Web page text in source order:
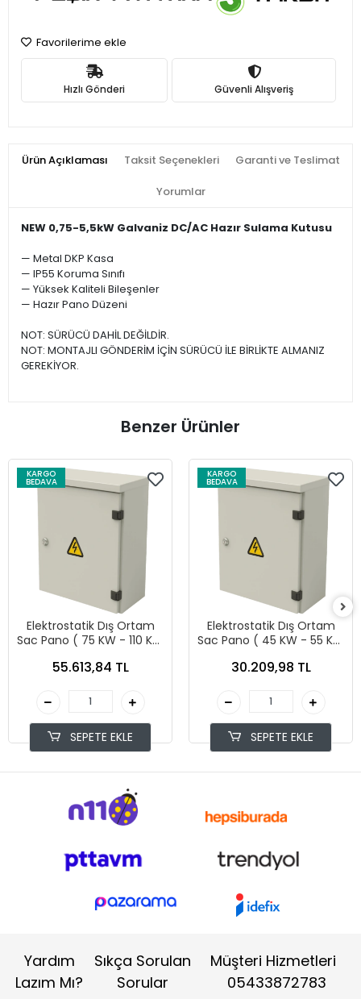
Favorilerime ekle
Hızlı Gönderi Güvenli Alışveriş
Ürün Açıklaması Taksit Seçenekleri Garanti ve Teslimat
Yorumlar
NEW 0,75-5,5kW Galvaniz DC/AC Hazır Sulama Kutusu
— Metal DKP Kasa
— IP55 Koruma Sınıfı
— Yüksek Kaliteli Bileşenler
— Hazır Pano Düzeni
​​​​​​​NOT: SÜRÜCÜ DAHİL DEĞİLDİR.
NOT: MONTAJLI GÖNDERİM İÇİN SÜRÜCÜ İLE BİRLİKTE ALMANIZ
GEREKİYOR.
Benzer Ürünler
KARGO
BEDAVA
Elektrostatik Dış Ortam
Sac Pano ( 75 KW - 110 KW
55.613,84 TL
SEPETE EKLE
KARGO
BEDAVA
Elektrostatik Dış Ortam
Sac Pano ( 45 KW - 55 KW
30.209,98 TL
SEPETE EKLE
Yardım
Lazım Mı?
Sıkça Sorulan
Sorular
Müşteri Hizmetleri
05433872783